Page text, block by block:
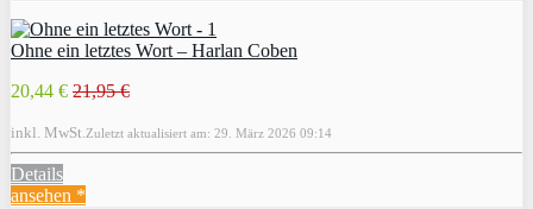
Ohne ein letztes Wort – Harlan Coben
20,44 € 21,95 €
inkl. MwSt. Zuletzt aktualisiert am: 29. März 2026 09:14
Details
ansehen *